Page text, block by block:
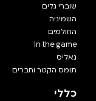
שוברי גלים
השמיניה
החולמים
In the game
גאליס
תומס הקטר וחברים
כללי